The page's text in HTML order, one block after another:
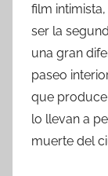
film
ser la
una gran
paseo
que
lo llevan a
muerte del